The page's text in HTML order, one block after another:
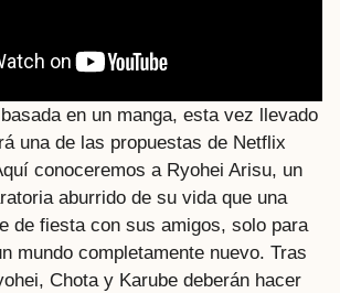
en un manga, esta vez llevado
una de las propuestas de Netflix
conoceremos a Ryohei Arisu, un
aburrido de su vida que una
de fiesta con sus amigos, solo para
mundo completamente nuevo. Tras
Chota y Karube deberán hacer